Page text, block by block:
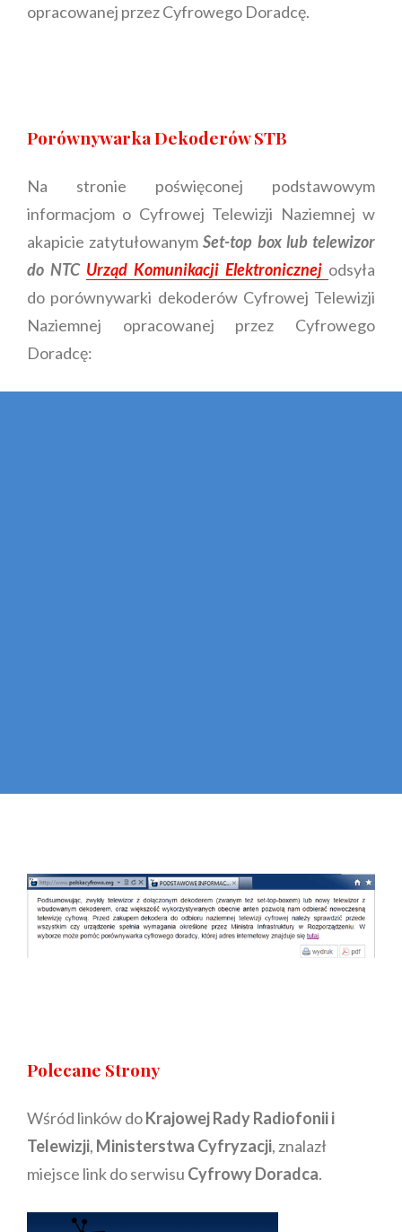
opracowanej przez Cyfrowego Doradcę.
Porównywarka Dekoderów STB
Na stronie poświęconej podstawowym
informacjom o Cyfrowej Telewizji Naziemnej w
akapicie zatytułowanymSet-top box lub telewizor
do NTC Urząd Komunikacji Elektronicznej odsyła
do porównywarki dekoderów Cyfrowej Telewizji
Naziemnej opracowanej przez Cyfrowego
Doradcę:
Polecane Strony
Wśród linków doKrajowej Rady Radiofonii i
Telewizji, Ministerstwa Cyfryzacji, znalazł
miejsce link do serwisu Cyfrowy Doradca.